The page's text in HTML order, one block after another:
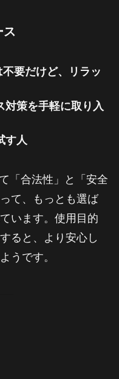
ス
要だけど、リラッ
対策を手軽に取り入
す人
「合法性」と「安全
て、もっとも選ば
います。使用目的
ると、より安心し
うです。